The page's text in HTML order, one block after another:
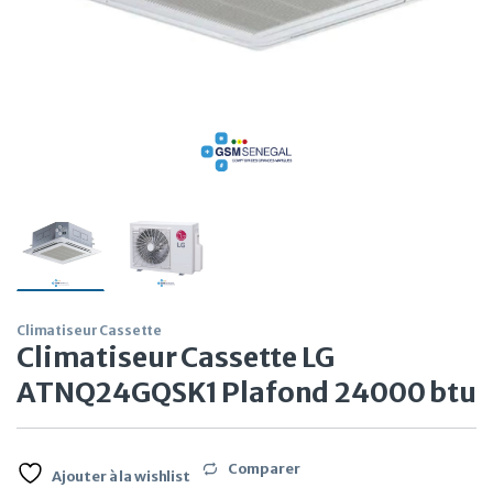
Climatiseur Cassette
Climatiseur Cassette LG
ATNQ24GQSK1 Plafond 24000 btu
Ajouter à la wishlist Comparer